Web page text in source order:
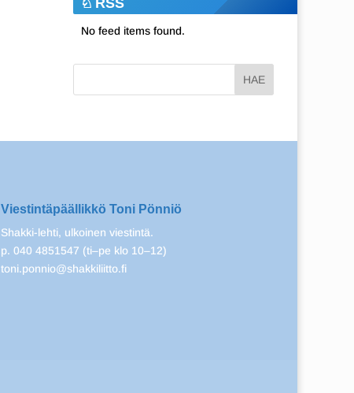
No feed items found.
Viestintäpäällikkö Toni Pönniö
Shakki-lehti, ulkoinen viestintä.
p. 040 4851547 (ti–pe klo 10–12)
toni.ponnio@shakkiliitto.fi